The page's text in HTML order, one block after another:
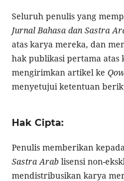
Seluruh penulis yang
Jurnal Bahasa dan Sastra
atas karya mereka, dan
hak publikasi pertama atas
mengirimkan artikel ke
menyetujui ketentuan
Hak Cipta:
Penulis memberikan
Sastra Arablisensi non-
mendistribusikan karya